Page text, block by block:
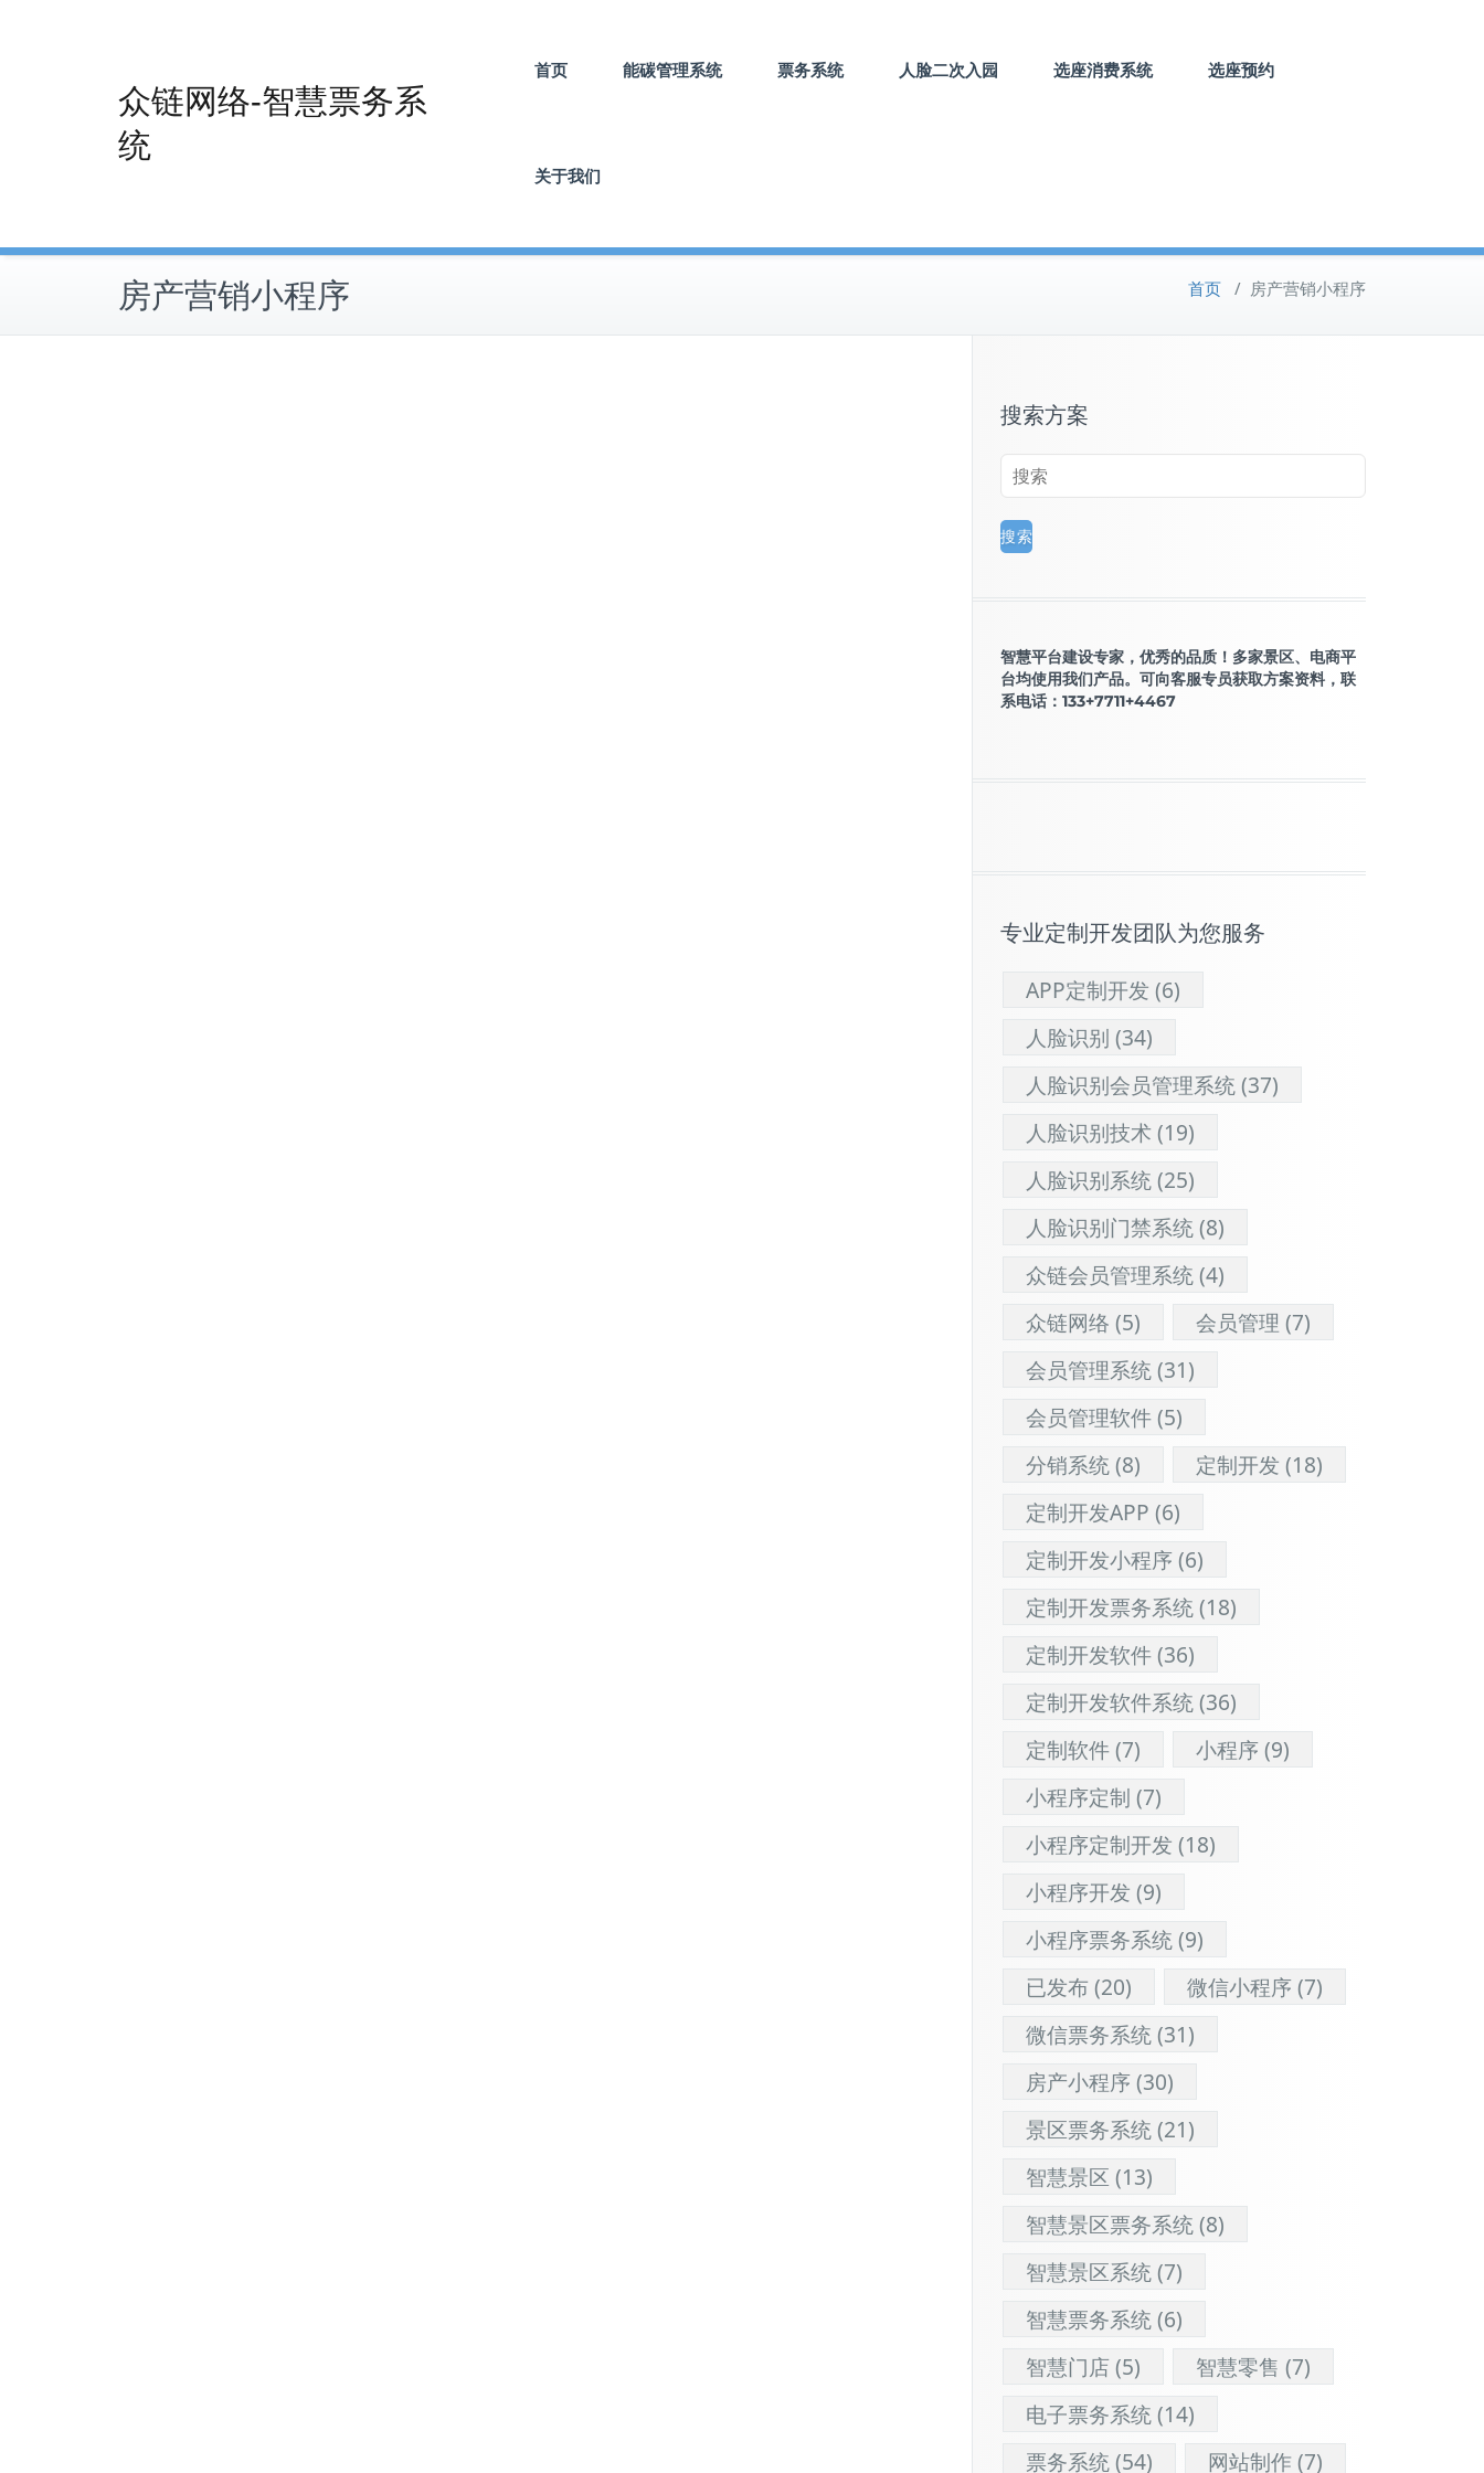
众链网络-智慧票务系
统
首页 能碳管理系统 票务系统 人脸二次入园 选座消费系统 选座预约
关于我们
房产营销小程序 首页 / 房产营销小程序
搜索方案
智慧平台建设专家，优秀的品质！多家景区、电商平
台均使用我们产品。可向客服专员获取方案资料，联
系电话：133+7711+4467
专业定制开发团队为您服务
APP定制开发 (6)
人脸识别 (34)
人脸识别会员管理系统(37)
人脸识别技术(19)
人脸识别系统(25)
人脸识别门禁系统(8)
众链会员管理系统(4)
众链网络 (5) 会员管理 (7)
会员管理系统(31)
会员管理软件(5)
分销系统(8) 定制开发 (18)
定制开发APP (6)
定制开发小程序(6)
定制开发票务系统(18)
定制开发软件(36)
定制开发软件系统(36)
定制软件(7) 小程序(9)
小程序定制 (7)
小程序定制开发 (18)
小程序开发 (9)
小程序票务系统(9)
已发布(20) 微信小程序(7)
微信票务系统(31)
房产小程序(30)
景区票务系统(21)
智慧景区 (13)
智慧景区票务系统(8)
智慧景区系统(7)
智慧票务系统(6)
智慧门店(5) 智慧零售 (7)
电子票务系统(14)
票务系统(54) 网站制作(7)